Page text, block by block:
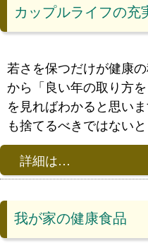
カップルライフの充
若さを保つだけが健康
から「良い年の取り方
を見ればわかると思い
も捨てるべきではない
詳細は…
我が家の健康食品